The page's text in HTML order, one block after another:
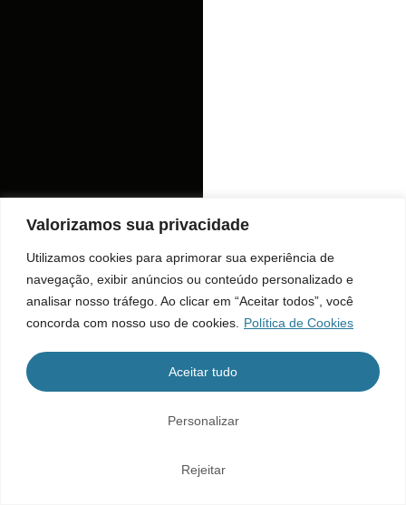
Valorizamos sua privacidade
Utilizamos cookies para aprimorar sua experiência de
navegação, exibir anúncios ou conteúdo personalizado e
analisar nosso tráfego. Ao clicar em “Aceitar todos”, você
concorda com nosso uso de cookies.
Política de Cookies
Personalizar
Rejeitar
Aceitar tudo